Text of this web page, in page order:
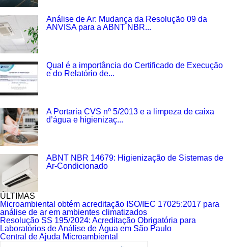
Análise de Ar: Mudança da Resolução 09 da
ANVISA para a ABNT NBR...
Qual é a importância do Certificado de Execução
e do Relatório de...
A Portaria CVS nº 5/2013 e a limpeza de caixa
d’água e higienizaç...
ABNT NBR 14679: Higienização de Sistemas de
Ar-Condicionado
ÚLTIMAS
Microambiental obtém acreditação ISO/IEC 17025:2017 para
análise de ar em ambientes climatizados
Resolução SS 195/2024: Acreditação Obrigatória para
Laboratórios de Análise de Água em São Paulo
Central de Ajuda Microambiental